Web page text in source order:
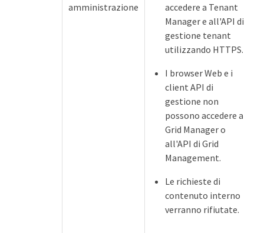
amministrazione
accedere a Tenant
Manager e all'API di
gestione tenant
utilizzando HTTPS.
I browser Web e i
client API di
gestione non
possono accedere a
Grid Manager o
all'API di Grid
Management.
Le richieste di
contenuto interno
verranno rifiutate.